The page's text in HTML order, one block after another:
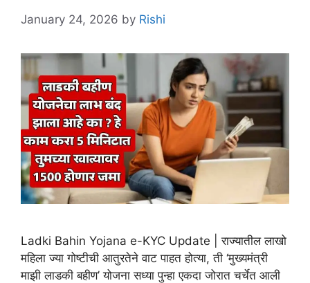
January 24, 2026 by Rishi
Ladki Bahin Yojana e-KYC Update | राज्यातील लाखो
महिला ज्या गोष्टीची आतुरतेने वाट पाहत होत्या, ती ‘मुख्यमंत्री
माझी लाडकी बहीण’ योजना सध्या पुन्हा एकदा जोरात चर्चेत आली